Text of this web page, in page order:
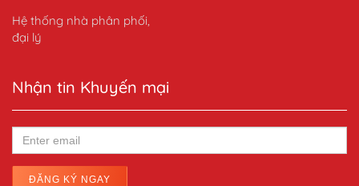
Hệ thống nhà phân phối,
đại lý
Nhận tin Khuyến mại
ĐĂNG KÝ NGAY